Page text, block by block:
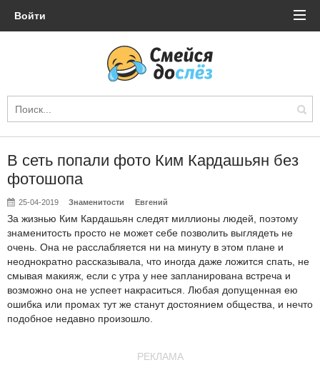
Войти
В сеть попали фото Ким Кардашьян без
фотошопа
25-04-2019 Знаменитости Евгений
За жизнью Ким Кардашьян следят миллионы людей, поэтому
знаменитость просто не может себе позволить выглядеть не
очень. Она не расслабляется ни на минуту в этом плане и
неоднократно рассказывала, что иногда даже ложится спать, не
смывая макияж, если с утра у нее запланирована встреча и
возможно она не успеет накраситься. Любая допущенная ею
ошибка или промах тут же станут достоянием общества, и нечто
подобное недавно произошло.
РЕКЛАМА